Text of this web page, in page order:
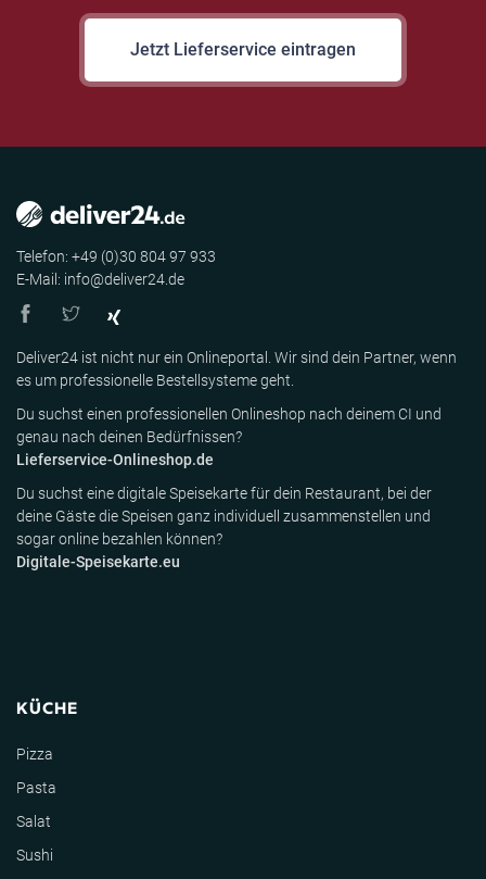
Jetzt Lieferservice eintragen
Telefon: +49 (0)30 804 97 933
E-Mail: info@deliver24.de
Deliver24 ist nicht nur ein Onlineportal. Wir sind dein Partner, wenn
es um professionelle Bestellsysteme geht.
Du suchst einen professionellen Onlineshop nach deinem CI und
genau nach deinen Bedürfnissen?
Lieferservice-Onlineshop.de
Du suchst eine digitale Speisekarte für dein Restaurant, bei der
deine Gäste die Speisen ganz individuell zusammenstellen und
sogar online bezahlen können?
Digitale-Speisekarte.eu
KÜCHE
Pizza
Pasta
Salat
Sushi